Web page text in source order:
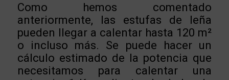
Como hemos comentado
anteriormente, las estufas de leña
pueden llegar a calentar hasta 120 m²
o incluso más. Se puede hacer un
cálculo estimado de la potencia que
necesitamos para calentar una